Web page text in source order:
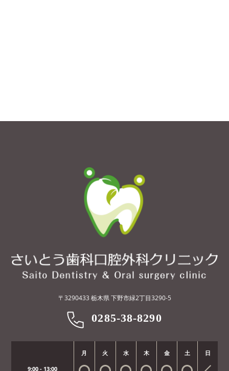
〒3290433 栃木県 下野市緑2丁目3290-5
0285-38-8290
月 火 水 木 金 土 日
9:00 - 13:00